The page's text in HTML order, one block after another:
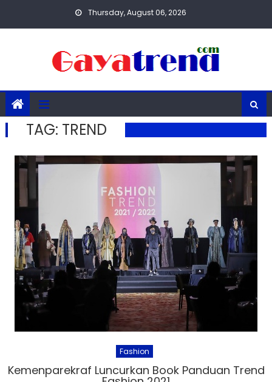
Thursday, August 06, 2026
TAG: TREND
Fashion
Kemenparekraf Luncurkan Book Panduan Trend